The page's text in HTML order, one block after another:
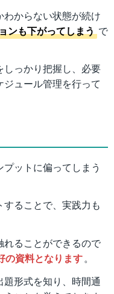
からない状態が続け
ンも下がってしまう で
しっかり把握し、必要
ュール管理を行って
ットに偏ってしまう
ることで、実践力も
ることができるので
の資料となります。
形式を知り、時間通